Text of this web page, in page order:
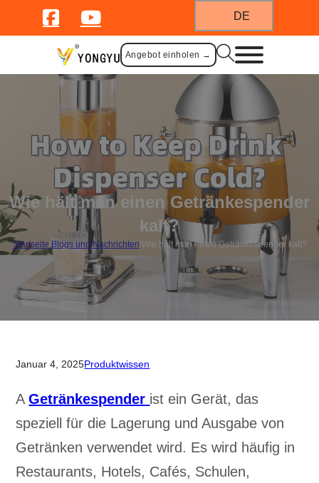
DE
Angebot einholen →
Wie hält man einen Getränkespender
kalt?
Startseite/Blogs und Nachrichten/Wie hält man einen Getränkespender kalt?
Januar 4, 2025Produktwissen
AGetränkespender ist ein Gerät, das
speziell für die Lagerung und Ausgabe von
Getränken verwendet wird. Es wird häufig in
Restaurants, Hotels, Cafés, Schulen,